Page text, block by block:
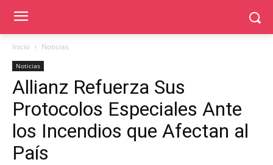
Inicio Noticias
Noticias
Allianz Refuerza Sus
Protocolos Especiales Ante
los Incendios que Afectan al
País